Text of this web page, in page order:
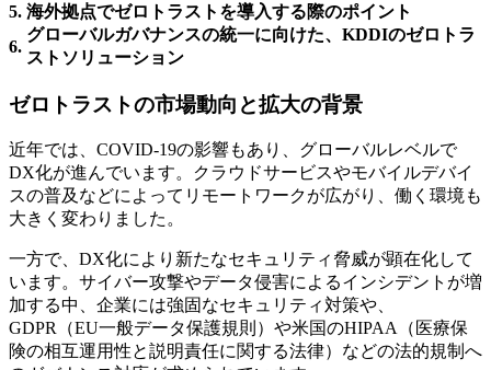
5. 海外拠点でゼロトラストを導入する際のポイント
6.
グローバルガバナンスの統一に向けた、KDDIのゼロトラ
ストソリューション
ゼロトラストの市場動向と拡大の背景
近年では、COVID-19の影響もあり、グローバルレベルで
DX化が進んでいます。クラウドサービスやモバイルデバイ
スの普及などによってリモートワークが広がり、働く環境も
大きく変わりました。
一方で、DX化により新たなセキュリティ脅威が顕在化して
います。サイバー攻撃やデータ侵害によるインシデントが増
加する中、企業には強固なセキュリティ対策や、
GDPR（EU一般データ保護規則）や米国のHIPAA（医療保
険の相互運用性と説明責任に関する法律）などの法的規制へ